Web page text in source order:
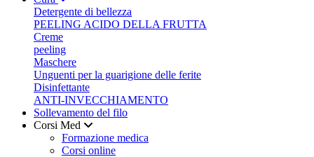
Detergente di bellezza
PEELING ACIDO DELLA FRUTTA
Creme
peeling
Maschere
Unguenti per la guarigione delle ferite
Disinfettante
ANTI-INVECCHIAMENTO
Sollevamento del filo
Corsi Med
Formazione medica
Corsi online